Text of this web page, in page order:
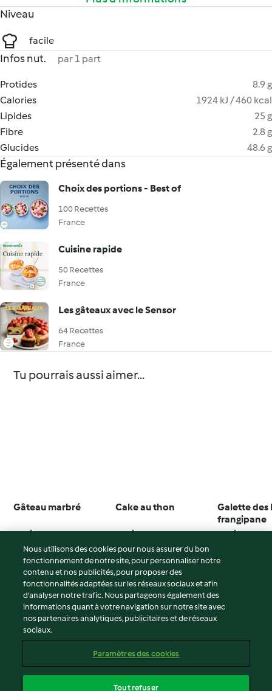
Niveau
facile
Infos nut. par 1 part
Protides
8.9 g
Calories
1924 kJ / 460 kcal
Lipides
25 g
Fibre
2.8 g
Glucides
48.6 g
Également présenté dans
Choix des portions - Best of
100 Recettes
France
Cuisine rapide
50 Recettes
France
Les gâteaux avec le Sensor
64 Recettes
France
Tu pourrais aussi aimer...
Gâteau marbré
4.5 (1.2K)
Cake au thon
4.4 (464)
Galette des
frangipane
3.9 (818)
© Copyright 2026
Conditions d'utilisation
Politique de confidentialité
Mentions légales
Nous utilisons des cookies pour nous assurer du bon
fonctionnement de notre site, pour personnaliser notre
contenu et nos publicités, pour proposer des
fonctionnalités adaptées sur les réseaux sociaux et afin
d’analyser notre trafic. Nous partageons également des
informations quant à votre navigation sur notre site avec
nos partenaires analytiques, publicitaires et de réseaux
sociaux.
Paramètres des cookies
Tout refuser